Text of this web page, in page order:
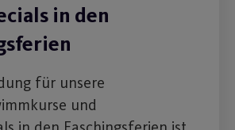
in den
für unsere
und